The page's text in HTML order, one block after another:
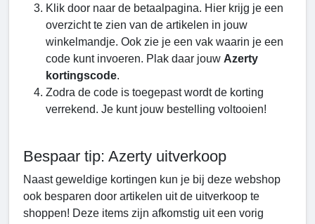
Klik door naar de betaalpagina. Hier krijg je een
overzicht te zien van de artikelen in jouw
winkelmandje. Ook zie je een vak waarin je een
code kunt invoeren. Plak daar jouw Azerty
kortingscode.
Zodra de code is toegepast wordt de korting
verrekend. Je kunt jouw bestelling voltooien!
Bespaar tip: Azerty uitverkoop
Naast geweldige kortingen kun je bij deze webshop
ook besparen door artikelen uit de uitverkoop te
shoppen! Deze items zijn afkomstig uit een vorig